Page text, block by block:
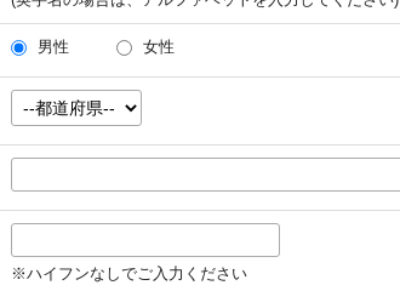
男性 女性
※ハイフンなしでご入力ください